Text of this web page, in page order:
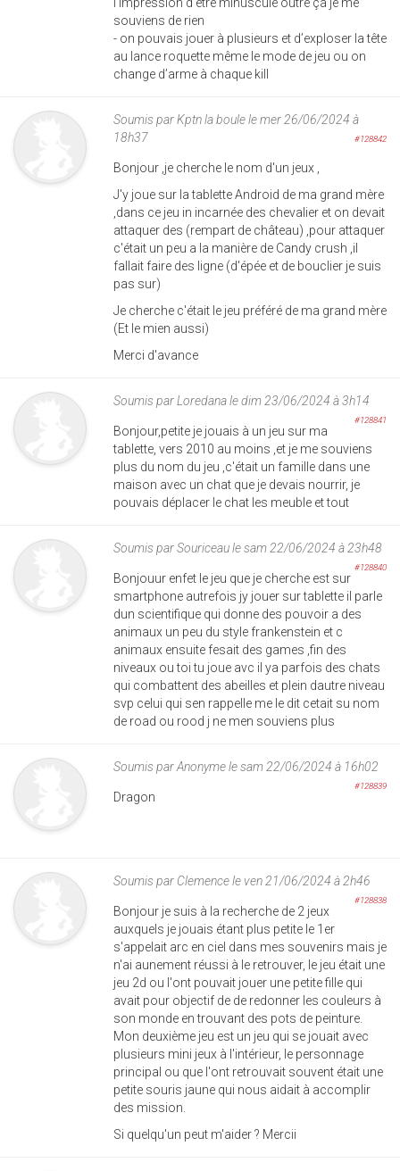
souviens de rien
- on pouvais jouer à plusieurs et d’exploser la tête
au lance roquette même le mode de jeu ou on
change d’arme à chaque kill
Soumis parKptn la boulele mer 26/06/2024 à
18h37
#128842
Bonjour ,je cherche le nom d'un jeux ,
J'y joue sur la tablette Android de ma grand mère
,dans ce jeu in incarnée des chevalier et on devait
attaquer des (rempart de château) ,pour attaquer
c'était un peu a la manière de Candy crush ,il
fallait faire des ligne (d'épée et de bouclier je suis
pas sur)
Je cherche c'était le jeu préféré de ma grand mère
(Et le mien aussi)
Merci d'avance
Soumis parLoredanale dim 23/06/2024 à 3h14
#128841
Bonjour,petite je jouais à un jeu sur ma
tablette, vers 2010 au moins ,et je me souviens
plus du nom du jeu ,c'était un famille dans une
maison avec un chat que je devais nourrir, je
pouvais déplacer le chat les meuble et tout
Soumis parSouriceaule sam 22/06/2024 à 23h48
#128840
Bonjouur enfet le jeu que je cherche est sur
smartphone autrefois jy jouer sur tablette il parle
dun scientifique qui donne des pouvoir a des
animaux un peu du style frankenstein et c
animaux ensuite fesait des games ,fin des
niveaux ou toi tu joue avc il ya parfois des chats
qui combattent des abeilles et plein dautre niveau
svp celui qui sen rappelle me le dit cetait su nom
de road ou rood j ne men souviens plus
Soumis parAnonymele sam 22/06/2024 à 16h02
#128839
Dragon
Soumis par Clemencele ven 21/06/2024 à 2h46
#128838
Bonjour je suis à la recherche de 2 jeux
auxquels je jouais étant plus petite le 1er
s'appelait arc en ciel dans mes souvenirs mais je
n'ai aunement réussi à le retrouver, le jeu était une
jeu 2d ou l'ont pouvait jouer une petite fille qui
avait pour objectif de de redonner les couleurs à
son monde en trouvant des pots de peinture.
Mon deuxième jeu est un jeu qui se jouait avec
plusieurs mini jeux à l'intérieur, le personnage
principal ou que l'ont retrouvait souvent était une
petite souris jaune qui nous aidait à accomplir
des mission.
Si quelqu'un peut m'aider ? Mercii